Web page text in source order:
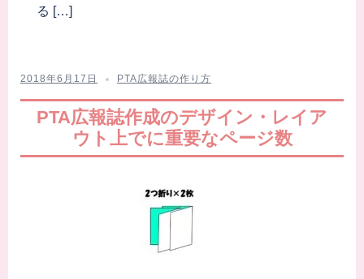
る […]
2018年6月17日 PTA広報誌の作り方
PTA広報誌作成のデザイン・レイア
ウト上でに重要なページ数